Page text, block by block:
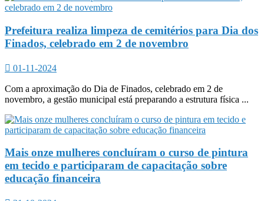
Prefeitura realiza limpeza de cemitérios para Dia dos
Finados, celebrado em 2 de novembro
01-11-2024
Com a aproximação do Dia de Finados, celebrado em 2 de
novembro, a gestão municipal está preparando a estrutura física ...
Mais onze mulheres concluíram o curso de pintura
em tecido e participaram de capacitação sobre
educação financeira